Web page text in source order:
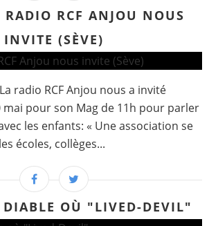
RCF ANJOU NOUS
INVITE (SÈVE)
radio RCF Anjou nous a invité
pour son Mag de 11h pour parler
les enfants: « Une association se
écoles, collèges...
DIABLE OÙ "LIVED-DEVIL"